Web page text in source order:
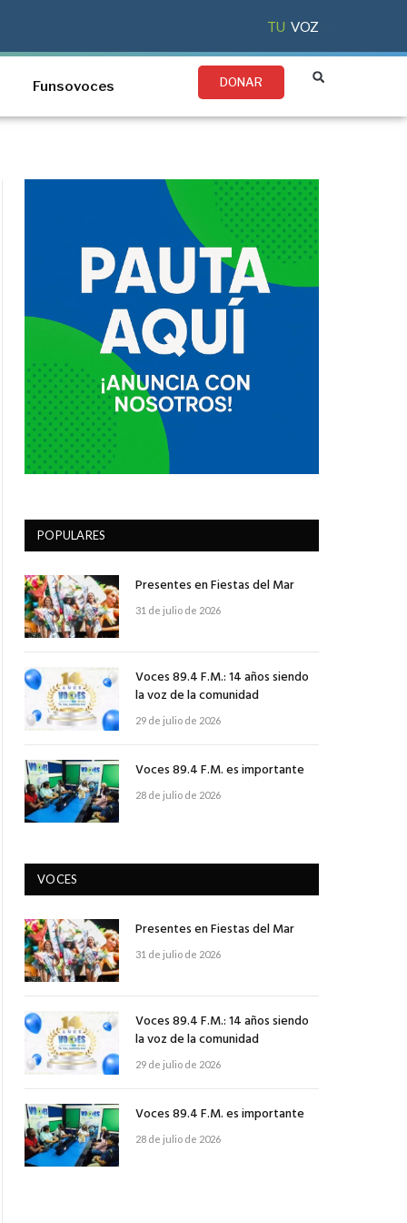
TU VOZ
Funsovoces DONAR
POPULARES
Presentes en Fiestas del Mar
31 de julio de 2026
Voces 89.4 F.M.: 14 años siendo
la voz de la comunidad
29 de julio de 2026
Voces 89.4 F.M. es importante
28 de julio de 2026
VOCES
Presentes en Fiestas del Mar
31 de julio de 2026
Voces 89.4 F.M.: 14 años siendo
la voz de la comunidad
29 de julio de 2026
Voces 89.4 F.M. es importante
28 de julio de 2026